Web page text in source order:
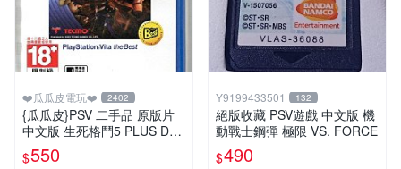
❤️瓜瓜皮電玩❤️ 2402
{瓜瓜皮}PSV 二手品 原版片
中文版 生死格鬥5 PLUS Dea
d or Alive 5(遊戲都有回收)
$550
Y9199433501 132
絕版收藏 PSV遊戲 中文版 機
動戰士鋼彈 極限 VS. FORCE
$490